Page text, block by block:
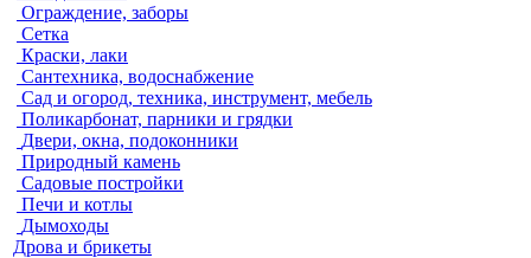
Ограждение, заборы
Сетка
Краски, лаки
Сантехника, водоснабжение
Сад и огород, техника, инструмент, мебель
Поликарбонат, парники и грядки
Двери, окна, подоконники
Природный камень
Садовые постройки
Печи и котлы
Дымоходы
Дрова и брикеты